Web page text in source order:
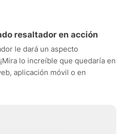
resaltador en acción
le dará un aspecto
lo increíble que quedaría en
aplicación móvil o en